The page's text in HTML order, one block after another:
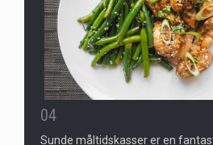
04
Sunde måltidskasser er en